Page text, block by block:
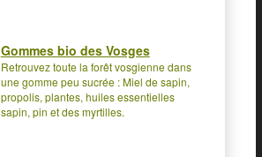
Gommes bio des Vosges
Retrouvez toute la forêt vosgienne dans
une gomme peu sucrée : Miel de sapin,
propolis, plantes, huiles essentielles
sapin, pin et des myrtilles.